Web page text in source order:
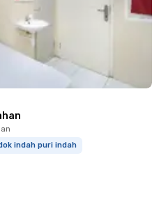
indah puri indah